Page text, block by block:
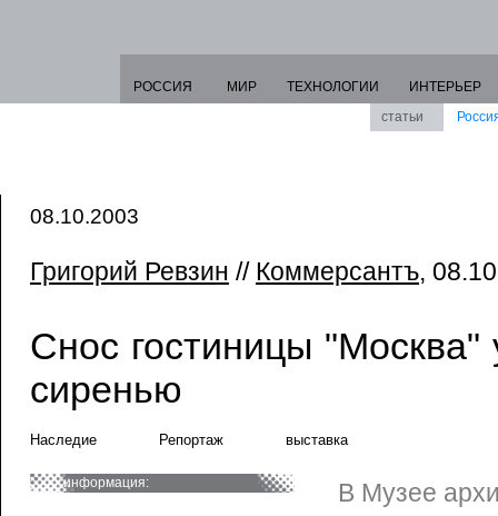
РОССИЯ МИР ТЕХНОЛОГИИ
ИНТЕРЬЕР
статьи
08.10.2003
Григорий Ревзин // Коммерсантъ,
Снос гостиницы "Москва"
сиренью
Наследие Репортаж выставка
информация:
В Музее